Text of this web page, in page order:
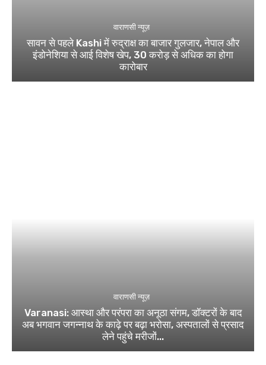
वाराणसी न्यूज़
सावन से पहले Kashi में रुद्राक्ष का बाजार गुलजार, नेपाल और
इंडोनेशिया से आई विशेष खेप, 30 करोड़ से अधिक का होगा
कारोबार
वाराणसी न्यूज़
Varanasi: आस्था और परंपरा का अनूठा संगम, डॉक्टरों के बाद
अब भगवान जगन्नाथ के काढ़े पर बढ़ा भरोसा, अस्पतालों से प्रसाद
लेने पहुंचे मरीजों...